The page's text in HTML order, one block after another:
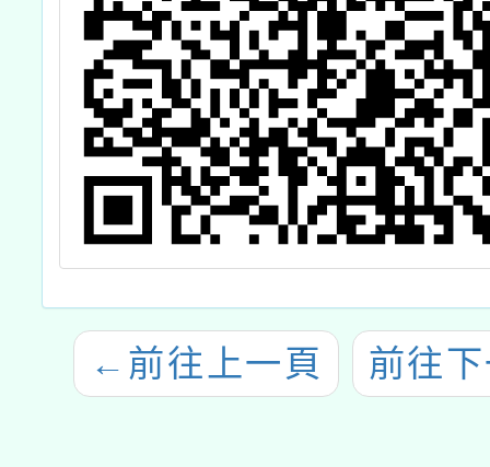
← 前往上一頁 前往